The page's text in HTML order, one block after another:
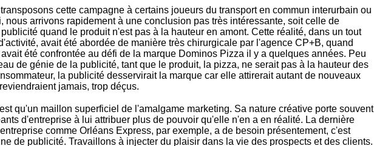
cette campagne à certains joueurs du transport en commun interurbain ou
nous arrivons rapidement à une conclusion pas très intéressante, soit celle de
quand le produit n'est pas à la hauteur en amont. Cette réalité, dans un tout
avait été abordée de manière très chirurgicale par l'agence CP+B, quand
été confrontée au défi de la marque Dominos Pizza il y a quelques années. Peu
de génie de la publicité, tant que le produit, la pizza, ne serait pas à la hauteur des
la publicité desservirait la marque car elle attirerait autant de nouveaux
jamais, trop déçus.
qu'un maillon superficiel de l'amalgame marketing. Sa nature créative porte souvent
d'entreprise à lui attribuer plus de pouvoir qu'elle n'en a en réalité. La dernière
comme Orléans Express, par exemple, a de besoin présentement, c'est
de publicité. Travaillons à injecter du plaisir dans la vie des prospects et des clients.